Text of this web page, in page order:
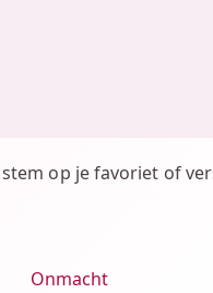
stem op je favoriet of
Onmacht